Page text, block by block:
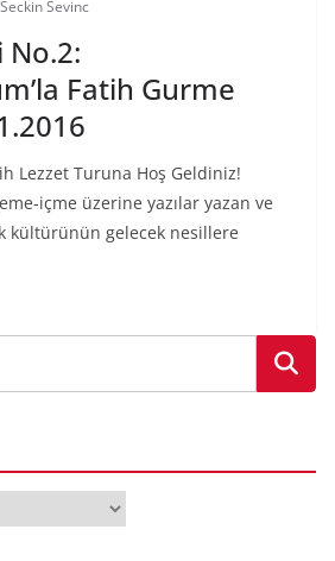
Sevinc
No.2:
Fatih Gurme
Lezzet Turuna Hoş Geldiniz!
içme üzerine yazılar yazan ve
kültürünün gelecek nesillere